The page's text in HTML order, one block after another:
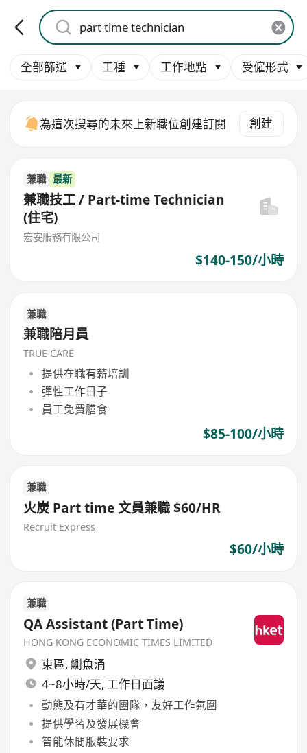
全部篩選 工種 工作地點 受僱形式
為這次搜尋的未來上新職位創建訂閱 創建
兼職 最新
兼職技工 / Part-time Technician
(住宅)
宏安服務有限公司
$140-150/小時
兼職
兼職陪月員
TRUE CARE
提供在職有薪培訓
彈性工作日子
員工免費膳食
$85-100/小時
兼職
火炭 Part time 文員兼職 $60/HR
Recruit Express
$60/小時
兼職
QA Assistant (Part Time)
HONG KONG ECONOMIC TIMES LIMITED
東區, 鰂魚涌
4~8小時/天, 工作日面議
動態及有才華的團隊，友好工作氛圍
提供學習及發展機會
智能休閒服裝要求